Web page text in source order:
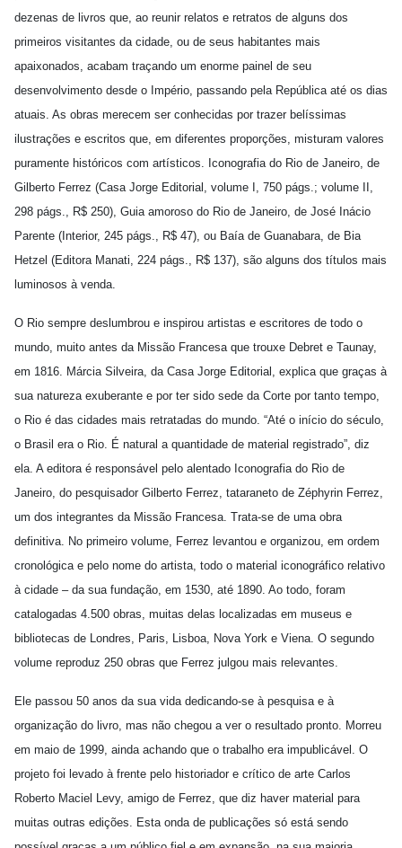
dezenas de livros que, ao reunir relatos e retratos de alguns dos
primeiros visitantes da cidade, ou de seus habitantes mais
apaixonados, acabam traçando um enorme painel de seu
desenvolvimento desde o Império, passando pela República até os dias
atuais. As obras merecem ser conhecidas por trazer belíssimas
ilustrações e escritos que, em diferentes proporções, misturam valores
puramente históricos com artísticos. Iconografia do Rio de Janeiro, de
Gilberto Ferrez (Casa Jorge Editorial, volume I, 750 págs.; volume II,
298 págs., R$ 250), Guia amoroso do Rio de Janeiro, de José Inácio
Parente (Interior, 245 págs., R$ 47), ou Baía de Guanabara, de Bia
Hetzel (Editora Manati, 224 págs., R$ 137), são alguns dos títulos mais
luminosos à venda.
O Rio sempre deslumbrou e inspirou artistas e escritores de todo o
mundo, muito antes da Missão Francesa que trouxe Debret e Taunay,
em 1816. Márcia Silveira, da Casa Jorge Editorial, explica que graças à
sua natureza exuberante e por ter sido sede da Corte por tanto tempo,
o Rio é das cidades mais retratadas do mundo. “Até o início do século,
o Brasil era o Rio. É natural a quantidade de material registrado”, diz
ela. A editora é responsável pelo alentado Iconografia do Rio de
Janeiro, do pesquisador Gilberto Ferrez, tataraneto de Zéphyrin Ferrez,
um dos integrantes da Missão Francesa. Trata-se de uma obra
definitiva. No primeiro volume, Ferrez levantou e organizou, em ordem
cronológica e pelo nome do artista, todo o material iconográfico relativo
à cidade – da sua fundação, em 1530, até 1890. Ao todo, foram
catalogadas 4.500 obras, muitas delas localizadas em museus e
bibliotecas de Londres, Paris, Lisboa, Nova York e Viena. O segundo
volume reproduz 250 obras que Ferrez julgou mais relevantes.
Ele passou 50 anos da sua vida dedicando-se à pesquisa e à
organização do livro, mas não chegou a ver o resultado pronto. Morreu
em maio de 1999, ainda achando que o trabalho era impublicável. O
projeto foi levado à frente pelo historiador e crítico de arte Carlos
Roberto Maciel Levy, amigo de Ferrez, que diz haver material para
muitas outras edições. Esta onda de publicações só está sendo